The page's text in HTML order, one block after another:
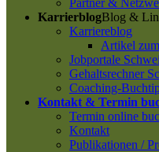
Partner &
KarrierblogBlog &
Karriereblog
Artikel
Jobportale
Gehaltsrechner
Coaching-
Kontakt & Termin
Termin online
Kontakt
Publikationen /